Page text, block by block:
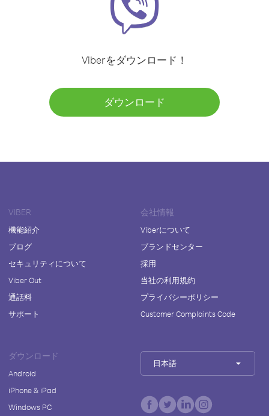
Viberをダウンロード！
ダウンロード
VIBER
機能紹介
ブログ
セキュリティについて
Viber Out
通話料
サポート
会社情報
Viberについて
ブランドセンター
採用
当社の利用規約
プライバシーポリシー
Customer Complaints Code
ダウンロード
Android
iPhone & iPad
Windows PC
日本語